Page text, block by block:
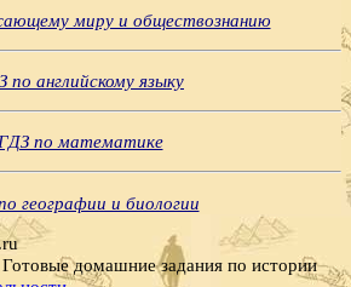
миру и обществознанию
по английскому языку
ГДЗ по математике
географии и биологии
домашние задания по истории